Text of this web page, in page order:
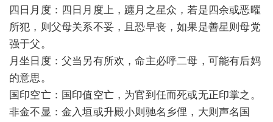
四日月度：四日月度上，躔月之星众，若是四余或恶曜
所犯，则父母关系不妥，且恐早丧，如果是善星则母党
强于父。
月坐日度：父当另有所欢，命主必呼二母，可能有后妈
的意思。
国印空亡：国印值空亡，为官到任而死或无正印掌之。
非金不显：金入垣或升殿小则驰名乡俚，大则声名国